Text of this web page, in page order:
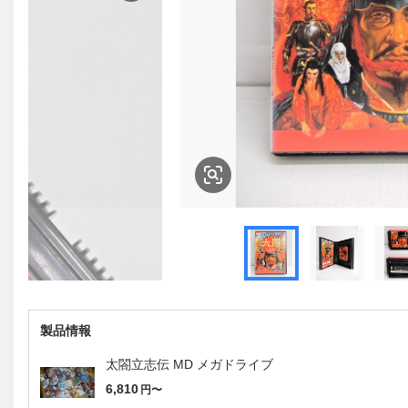
製品情報
太閤立志伝 MD メガドライブ
6,810 円〜